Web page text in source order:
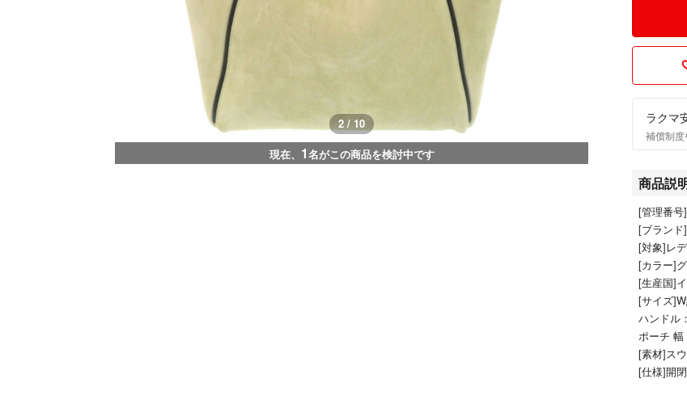
2 / 10
現在、 1名がこの商品を検討中です
ラクマ
補償制
商品説
[管理番号
[ブランド
[対象]レ
[カラー]
[生産国]
[サイズ
ハンドル
ポーチ 幅
[素材]ス
[仕様]開